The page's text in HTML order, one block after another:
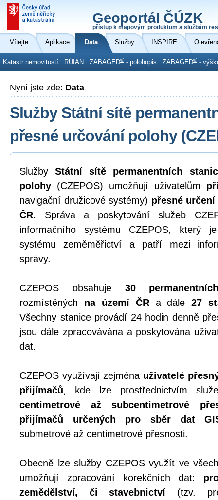
Geoportál ČÚZK
přístup k mapovým produktům a službám
Vítejte Aplikace Data Služby INSPIRE
Katastr nemovitostí RÚIAN ZABAGED® - polohopis ZABAGED® -
Nyní jste zde: Data
Služby Státní sítě
přesné určování polohy
SlužbyStátní sítě permanentních
polohy (CZEPOS) umožňují uživatelům
navigační družicové systémy) přesné
ČR. Správa a poskytování služeb
informačního systému CZEPOS, který
systému zeměměřictví a patří mezi
správy.
CZEPOS obsahuje 30
rozmístěných na území ČRa dále27
Všechny stanice provádí 24 hodin denně
jsou dále zpracovávána a poskytována
dat.
CZEPOS využívají zejména uživatelé
přijímačů, kde lze prostřednictvím
centimetrové až subcentimetrové
přijímačů určených pro sběr dat
submetrové až centimetrové přesnosti.
Obecně lze služby CZEPOS využít ve
umožňují zpracování korekčních dat:
zemědělství, či stavebnictví (tzv.